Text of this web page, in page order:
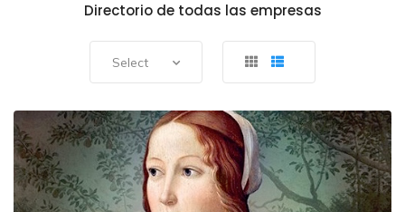
Directorio de todas las empresas
Select